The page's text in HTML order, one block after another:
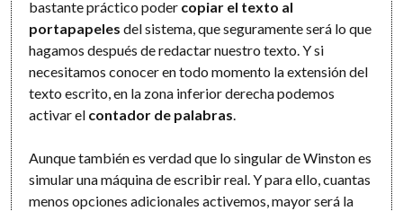
bastante práctico poder copiar el texto al
portapapeles del sistema, que seguramente será lo que
hagamos después de redactar nuestro texto. Y si
necesitamos conocer en todo momento la extensión del
texto escrito, en la zona inferior derecha podemos
activar el contador de palabras.
Aunque también es verdad que lo singular de Winston es
simular una máquina de escribir real. Y para ello, cuantas
menos opciones adicionales activemos, mayor será la